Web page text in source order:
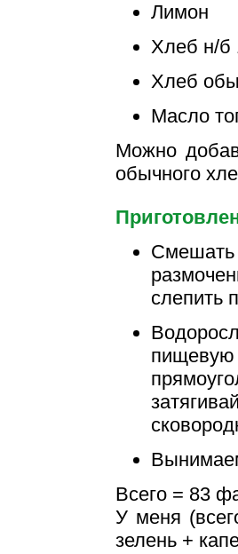
Лимон
Хлеб н/б
Хлеб
Масло
Можно
обычного
Смешать
слепить
пищевую
Всего = 83
У меня
зелень +